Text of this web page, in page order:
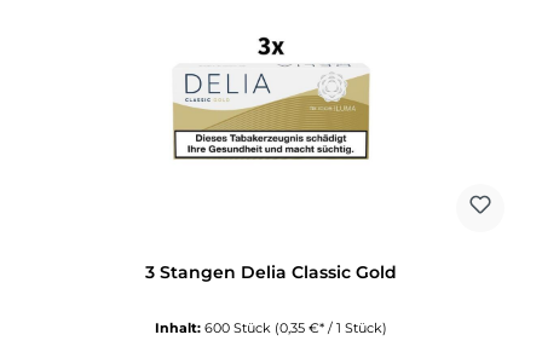
3 Stangen Delia Classic Gold
Inhalt: 600 Stück (0,35 €* / 1 Stück)